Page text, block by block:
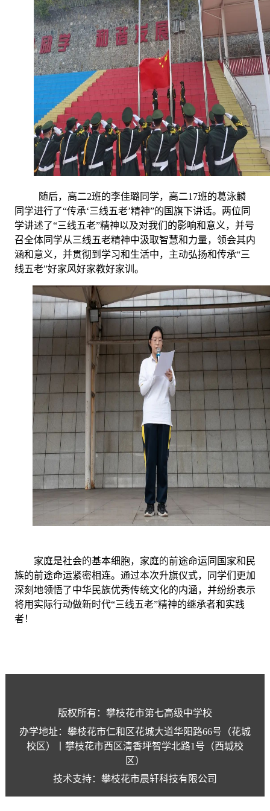
随后，高二2班的李佳璐同学，高二17班的葛泳麟
同学进行了“传承‘三线五老’精神”的国旗下讲话。两位同
学讲述了“三线五老”精神以及对我们的影响和意义，并号
召全体同学从三线五老精神中汲取智慧和力量，领会其内
涵和意义，并贯彻到学习和生活中，主动弘扬和传承“三
线五老”好家风好家教好家训。
家庭是社会的基本细胞，家庭的前途命运同国家和民
族的前途命运紧密相连。通过本次升旗仪式，同学们更加
深刻地领悟了中华民族优秀传统文化的内涵，并纷纷表示
将用实际行动做新时代“三线五老”精神的继承者和实践
者！
版权所有：攀枝花市第七高级中学校
办学地址：攀枝花市仁和区花城大道华阳路66号（花城
校区）丨攀枝花市西区清香坪智学北路1号（西城校
区）
技术支持：攀枝花市晨轩科技有限公司